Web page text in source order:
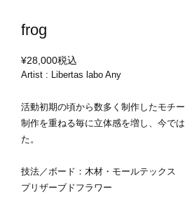
frog
¥28,000税込
Artist : Libertas labo Any
活動初期の頃から数多く制作したモチー
制作を重ねる毎に立体感を増し、今で
た。
技法／ボード：木材・モールテックス
プリザーブドフラワー